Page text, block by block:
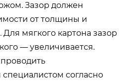
Зазор должен
от толщины и
Для мягкого картона зазор
— увеличивается.
согласно